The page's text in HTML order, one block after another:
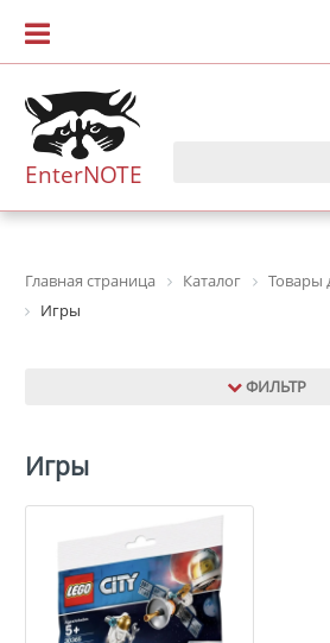
EnterNOTE
Главная страница Каталог
Товары
Игры
ФИЛЬТР
Игры